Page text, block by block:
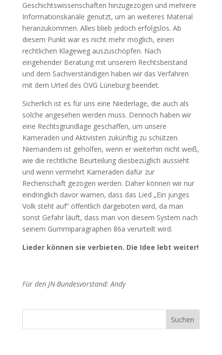
Geschichtswissenschaften hinzugezogen und mehrere
Informationskanäle genutzt, um an weiteres Material
heranzukommen. Alles blieb jedoch erfolgslos. Ab
diesem Punkt war es nicht mehr möglich, einen
rechtlichen Klageweg auszuschöpfen. Nach
eingehender Beratung mit unserem Rechtsbeistand
und dem Sachverständigen haben wir das Verfahren
mit dem Urteil des OVG Lüneburg beendet.
Sicherlich ist es für uns eine Niederlage, die auch als
solche angesehen werden muss. Dennoch haben wir
eine Rechtsgrundlage geschaffen, um unsere
Kameraden und Aktivisten zukünftig zu schützen.
Niemandem ist geholfen, wenn er weiterhin nicht weiß,
wie die rechtliche Beurteilung diesbezüglich aussieht
und wenn vermehrt Kameraden dafür zur
Rechenschaft gezogen werden. Daher können wir nur
eindringlich davor warnen, dass das Lied „Ein junges
Volk steht auf“ öffentlich dargeboten wird, da man
sonst Gefahr läuft, dass man von diesem System nach
seinem Gummiparagraphen 86a verurteilt wird.
Lieder können sie verbieten. Die Idee lebt weiter!
Für den JN-Bundesvorstand: Andy